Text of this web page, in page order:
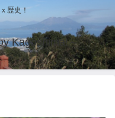
歴史！
Kagoshima!～